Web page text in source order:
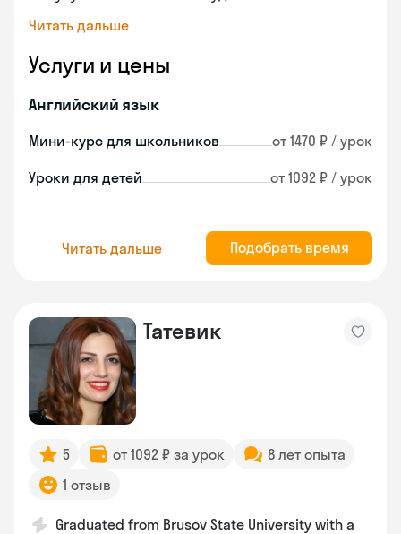
Читать дальше
Услуги и цены
Английский язык
Мини-курс для школьников от 1470 ₽ / урок
Уроки для детей от 1092 ₽ / урок
Читать дальше Подобрать время
Татевик
5 от 1092 ₽ за урок
8 лет опыта
1 отзыв
Graduated from Brusov State University with a